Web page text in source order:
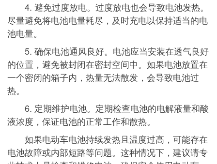
4. 避免过度放电。过度放电也会导致电池发热。
尽量避免将电池电量耗尽，及时充电以保持适当的电
池电量。
5. 确保电池通风良好。电池应当安装在透气良好
的位置，避免被封闭在密封空间中。如果电池放置在
一个密闭的箱子内，热量无法散发，会导致电池过
热。
6. 定期维护电池。定期检查电池的电解液量和酸
液浓度，保证电池的正常工作和散热。
如果电动车电池持续发热且温度过高，可能存在
电池故障或内部短路等问题。这种情况下，建议请专